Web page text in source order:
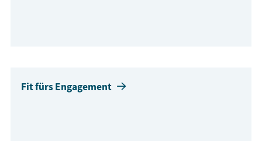
Fit fürs Engagement